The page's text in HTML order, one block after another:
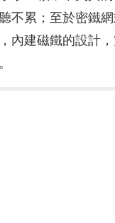
不累；至於密鐵
內建磁鐵的設計